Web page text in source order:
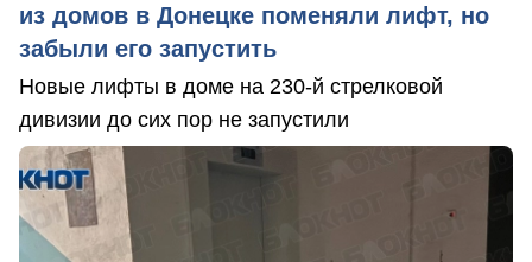
из домов в Донецке поменяли лифт, но
забыли его запустить
Новые лифты в доме на 230-й стрелковой
дивизии до сих пор не запустили